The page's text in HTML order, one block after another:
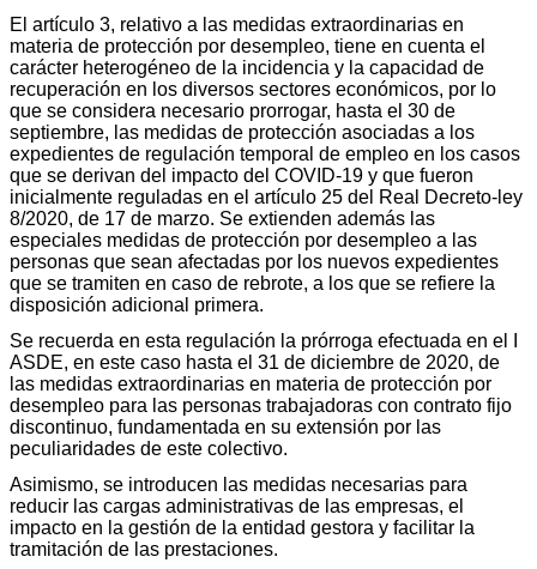
El artículo 3, relativo a las medidas extraordinarias en
materia de protección por desempleo, tiene en cuenta el
carácter heterogéneo de la incidencia y la capacidad de
recuperación en los diversos sectores económicos, por lo
que se considera necesario prorrogar, hasta el 30 de
septiembre, las medidas de protección asociadas a los
expedientes de regulación temporal de empleo en los casos
que se derivan del impacto del COVID-19 y que fueron
inicialmente reguladas en el artículo 25 del Real Decreto-ley
8/2020, de 17 de marzo. Se extienden además las
especiales medidas de protección por desempleo a las
personas que sean afectadas por los nuevos expedientes
que se tramiten en caso de rebrote, a los que se refiere la
disposición adicional primera.
Se recuerda en esta regulación la prórroga efectuada en el I
ASDE, en este caso hasta el 31 de diciembre de 2020, de
las medidas extraordinarias en materia de protección por
desempleo para las personas trabajadoras con contrato fijo
discontinuo, fundamentada en su extensión por las
peculiaridades de este colectivo.
Asimismo, se introducen las medidas necesarias para
reducir las cargas administrativas de las empresas, el
impacto en la gestión de la entidad gestora y facilitar la
tramitación de las prestaciones.